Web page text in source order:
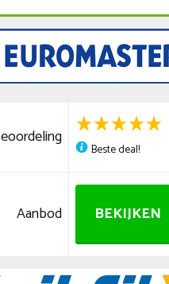
Beste deal!
Aanbod BEKIJKEN